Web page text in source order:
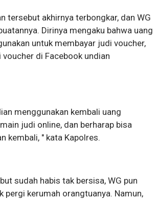
tersebut akhirnya terbongkar, dan WG
Dirinya mengaku bahwa uang
untuk membayar judi voucher,
di Facebook undian
menggunakan kembali uang
judi online, dan berharap bisa
kembali, " kata Kapolres.
sudah habis tak bersisa, WG pun
pergi kerumah orangtuanya. Namun,